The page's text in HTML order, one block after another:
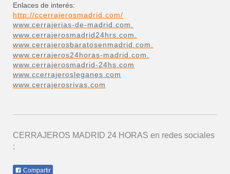
Enlaces de interés:
http://ccerrajerosmadrid.com/
www.cerrajerias-de-madrid.com.
www.cerrajerosmadrid24hrs.com.
www.cerrajerosbaratosenmadrid.com.
www.cerrajeros24horas-madrid.com.
www.cerrajerosmadrid-24hs.com
www.ccerrajerosleganes.com
www.cerrajerosrivas.com
CERRAJEROS MADRID 24 HORAS en redes sociales
:
Compartir